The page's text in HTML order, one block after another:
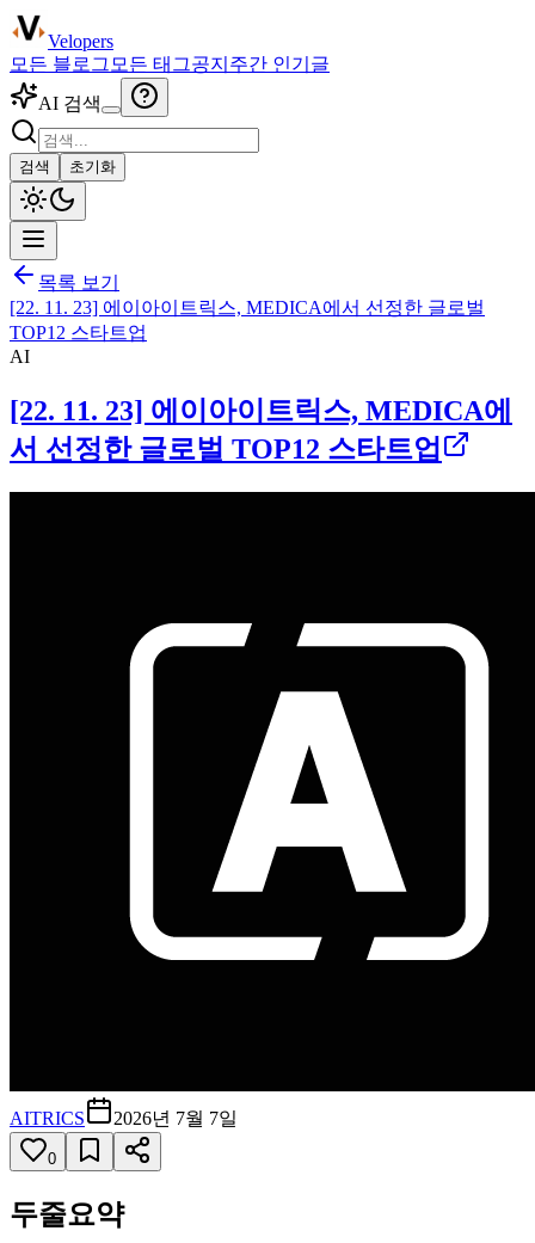
Velopers
모든 블로그 모든 태그공지 주간 인기글
AI 검색
검색 초기화
목록 보기
[22. 11. 23] 에이아이트릭스, MEDICA에서 선정한 글로벌
TOP12 스타트업
AI
[22. 11. 23] 에이아이트릭스, MEDICA에
서 선정한 글로벌 TOP12 스타트업
AITRICS 2026년 7월 7일
0
두줄요약